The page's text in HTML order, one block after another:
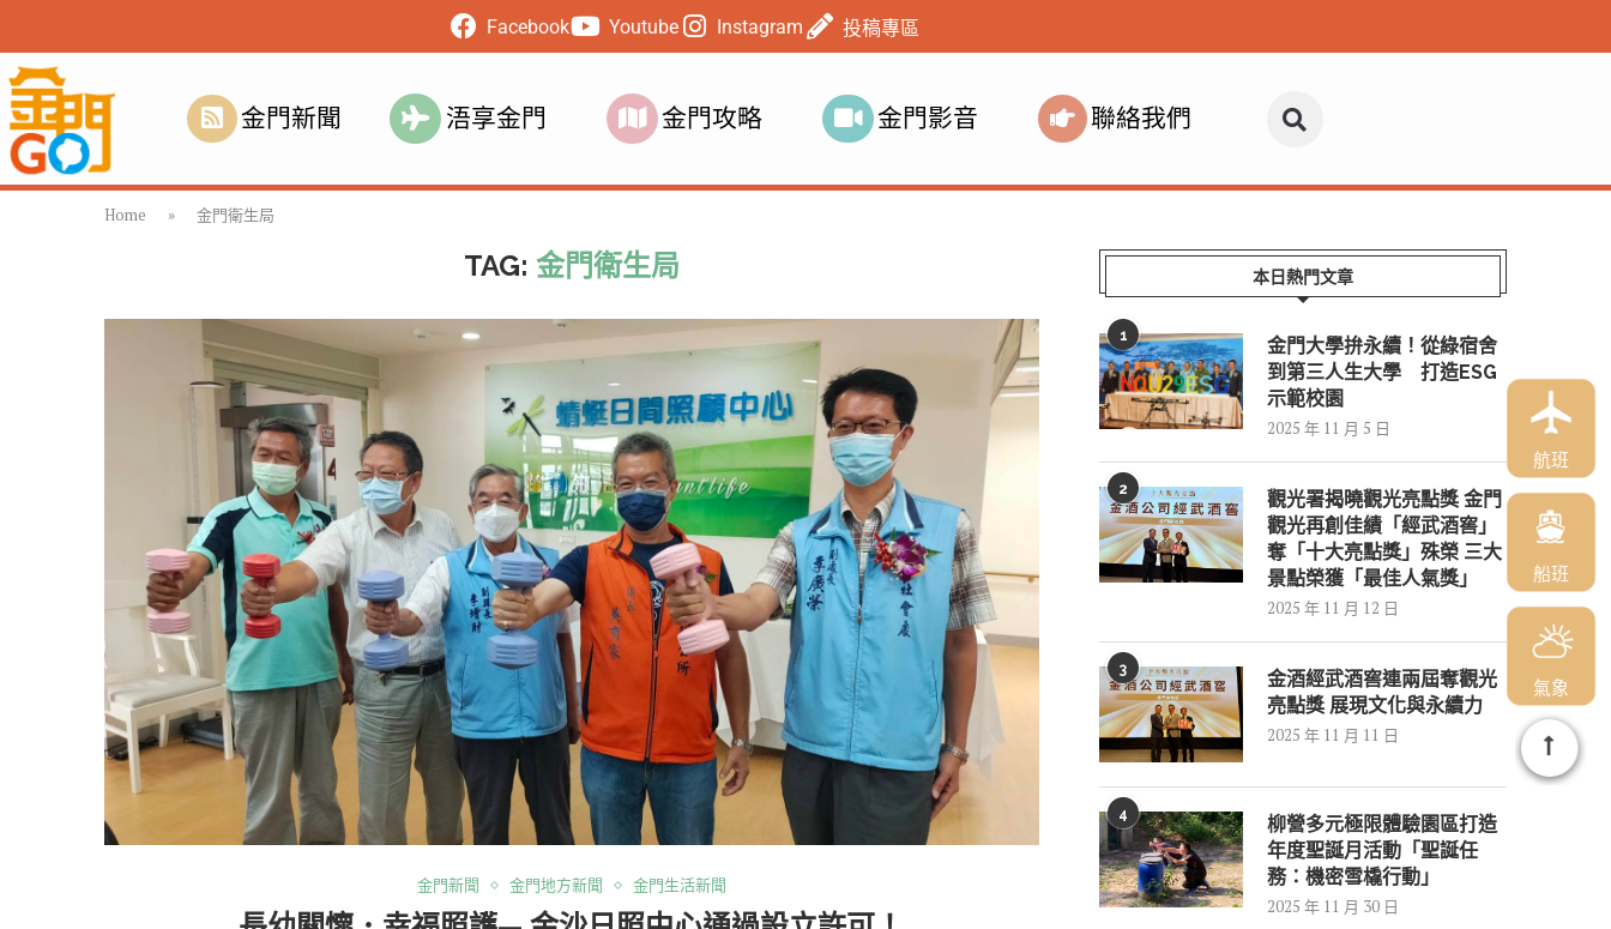
Facebook Youtube Instagram 投稿專區
金門新聞 浯享金門 金門攻略 金門影音 聯絡我們
Home » 金門衛生局
TAG: 金門衛生局
金門新聞 金門地方新聞 金門生活新聞
本日熱門文章
1
金門大學拚永續！從綠宿舍
到第三人生大學 打造ESG
示範校園
2025 年 11 月 5 日
2
觀光署揭曉觀光亮點獎 金門
觀光再創佳績「經武酒窖」
奪「十大亮點獎」殊榮 三大
景點榮獲「最佳人氣獎」
2025 年 11 月 12 日
3
金酒經武酒窖連兩屆奪觀光
亮點獎 展現文化與永續力
2025 年 11 月 11 日
4
柳營多元極限體驗園區打造
年度聖誕月活動「聖誕任
務：機密雪橇行動」
2025 年 11 月 30 日
航班
船班
氣象